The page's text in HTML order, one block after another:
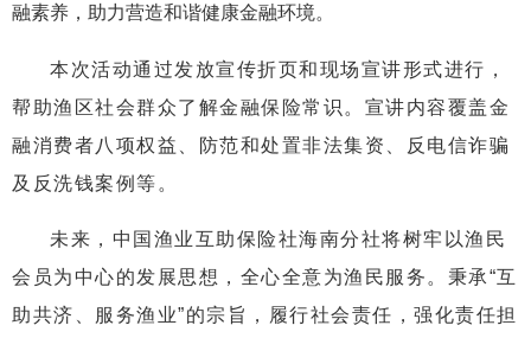
融素养，助力营造和谐健康金融环境。
本次活动通过发放宣传折页和现场宣讲形式进行，
帮助渔区社会群众了解金融保险常识。宣讲内容覆盖金
融消费者八项权益、防范和处置非法集资、反电信诈骗
及反洗钱案例等。
未来，中国渔业互助保险社海南分社将树牢以渔民
会员为中心的发展思想，全心全意为渔民服务。秉承“互
助共济、服务渔业”的宗旨，履行社会责任，强化责任担